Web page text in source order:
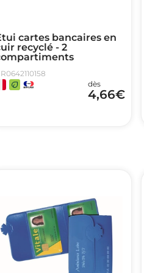
cartes bancaires en
recyclé - 2
dès
4,66€